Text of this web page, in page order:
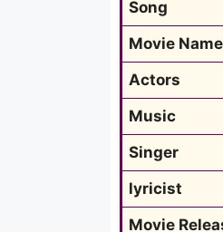
Song
Movie Name
Actors
Music
Singer
lyricist
Movie